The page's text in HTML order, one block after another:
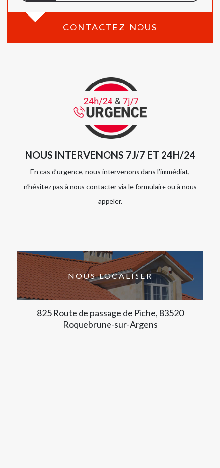
CONTACTEZ-NOUS
NOUS INTERVENONS 7J/7 ET 24H/24
En cas d’urgence, nous intervenons dans l’immédiat,
n’hésitez pas à nous contacter via le formulaire ou à nous
appeler.
NOUS LOCALISER
825 Route de passage de Piche, 83520
Roquebrune-sur-Argens